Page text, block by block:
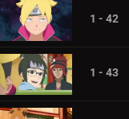
1 - 42
1 - 43